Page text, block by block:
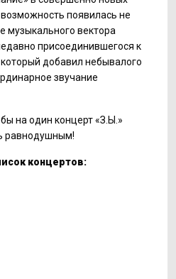
появилась не
музыкального вектора
присоединившегося к
который добавил небывалого
звучание
на один концерт «З.Ы.»
равнодушным!
концертов: